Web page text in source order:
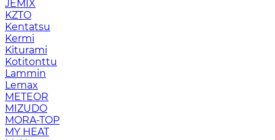
JEMIX
KZTO
Kentatsu
Kermi
Kiturami
Kotitonttu
Lammin
Lemax
METEOR
MIZUDO
MORA-TOP
MY HEAT